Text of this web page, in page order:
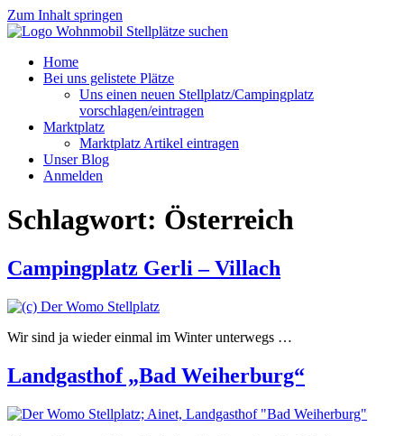
Zum Inhalt springen
Home
Bei uns gelistete Plätze
Uns einen neuen Stellplatz/Campingplatz
vorschlagen/eintragen
Marktplatz
Marktplatz Artikel eintragen
Unser Blog
Anmelden
Schlagwort: Österreich
Campingplatz Gerli – Villach
Wir sind ja wieder einmal im Winter unterwegs …
Landgasthof „Bad Weiherburg“